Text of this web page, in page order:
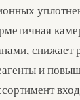
снижает
и